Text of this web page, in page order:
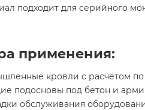
подходит для серийного
применения:
кровли с расчётом по
подосновы под бетон и
обслуживания